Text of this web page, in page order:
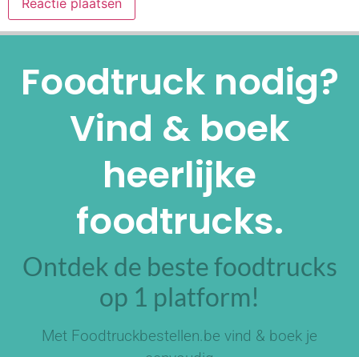
Foodtruck nodig?
Vind & boek
heerlijke
foodtrucks.
Ontdek de beste foodtrucks
op 1 platform!
Met Foodtruckbestellen.be vind & boek je